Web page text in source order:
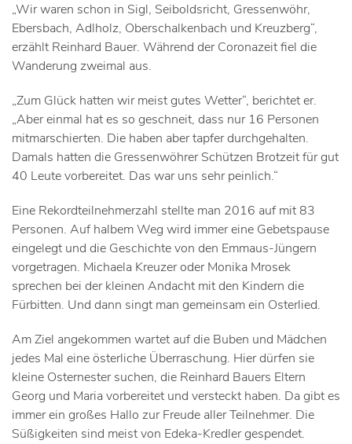
„Wir waren schon in Sigl, Seiboldsricht, Gressenwöhr,
Ebersbach, Adlholz, Oberschalkenbach und Kreuzberg“,
erzählt Reinhard Bauer. Während der Coronazeit fiel die
Wanderung zweimal aus.
„Zum Glück hatten wir meist gutes Wetter“, berichtet er.
„Aber einmal hat es so geschneit, dass nur 16 Personen
mitmarschierten. Die haben aber tapfer durchgehalten.
Damals hatten die Gressenwöhrer Schützen Brotzeit für gut
40 Leute vorbereitet. Das war uns sehr peinlich.“
Eine Rekordteilnehmerzahl stellte man 2016 auf mit 83
Personen. Auf halbem Weg wird immer eine Gebetspause
eingelegt und die Geschichte von den Emmaus-Jüngern
vorgetragen. Michaela Kreuzer oder Monika Mrosek
sprechen bei der kleinen Andacht mit den Kindern die
Fürbitten. Und dann singt man gemeinsam ein Osterlied.
Am Ziel angekommen wartet auf die Buben und Mädchen
jedes Mal eine österliche Überraschung. Hier dürfen sie
kleine Osternester suchen, die Reinhard Bauers Eltern
Georg und Maria vorbereitet und versteckt haben. Da gibt es
immer ein großes Hallo zur Freude aller Teilnehmer. Die
Süßigkeiten sind meist von Edeka-Kredler gespendet.